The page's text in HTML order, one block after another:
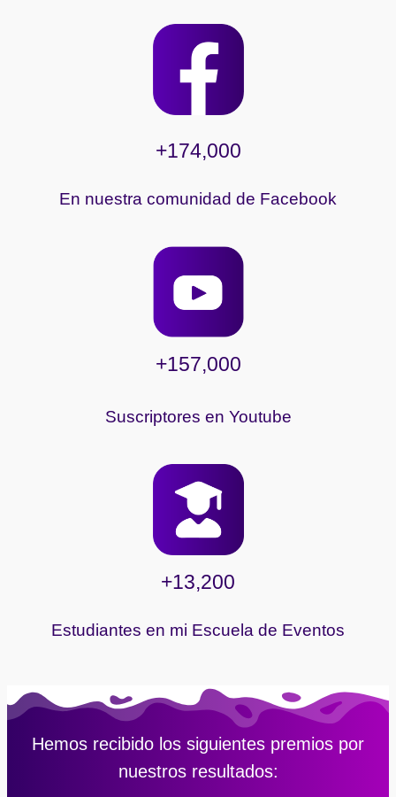
+174,000
En nuestra comunidad de Facebook
+157,000
Suscriptores en Youtube
+13,200
Estudiantes en mi Escuela de Eventos
Hemos recibido los siguientes premios por
nuestros resultados: